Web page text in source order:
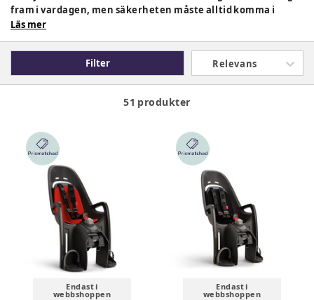
fram i vardagen, men säkerheten måste alltid komma i
första hand. Med rätt cykelstol och en välanpassad
oavsett om det gäller kortare vardagsresor eller längre
utflykter. På BabySam.se hittar du ett noggrant utvalt
sortiment av cykelhjälmar och cykelstolar för barn,
Läs mer
Filter Relevans
51 produkter
Endast i
webbshoppen
Endast i
webbshoppen